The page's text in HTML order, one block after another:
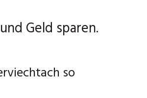
Geld sparen.
so